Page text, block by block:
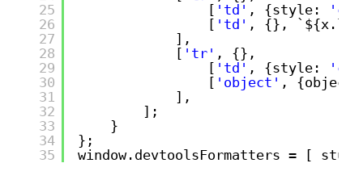
25
26
27
28
29
30
31
32
33
34
35
[ 'td' , {style:
[ 'td' , {},
],
[ 'tr' , {},
[ 'td' , {style:
[ 'object' ,
],
];
}
};
window.devtoolsFormatters = [